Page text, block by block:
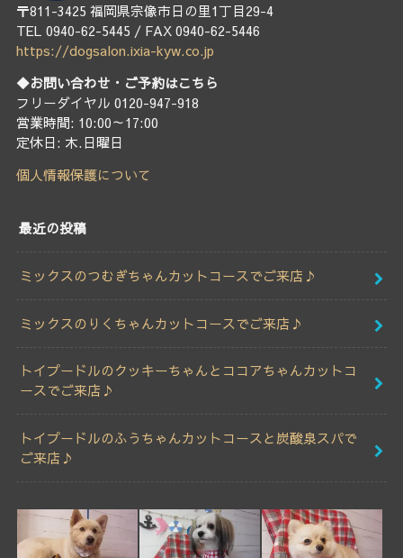
〒811-3425 福岡県宗像市日の里1丁目29-4
TEL 0940-62-5445 / FAX 0940-62-5446
https://dogsalon.ixia-kyw.co.jp
◆お問い合わせ・ご予約はこちら
フリーダイヤル 0120-947-918
営業時間: 10:00～17:00
定休日: 木.日曜日
個人情報保護について
最近の投稿
ミックスのつむぎちゃんカットコースでご来店♪
ミックスのりくちゃんカットコースでご来店♪
トイプードルのクッキーちゃんとココアちゃんカットコ
ースでご来店♪
トイプードルのふうちゃんカットコースと炭酸泉スパで
ご来店♪